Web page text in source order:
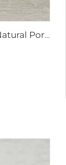
Laje de Pedra Travertino Prata Natural Poroso